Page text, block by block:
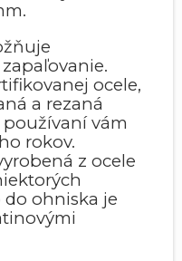
ocele,
a rezaná
vám
rokov.
z ocele
do ohniska je